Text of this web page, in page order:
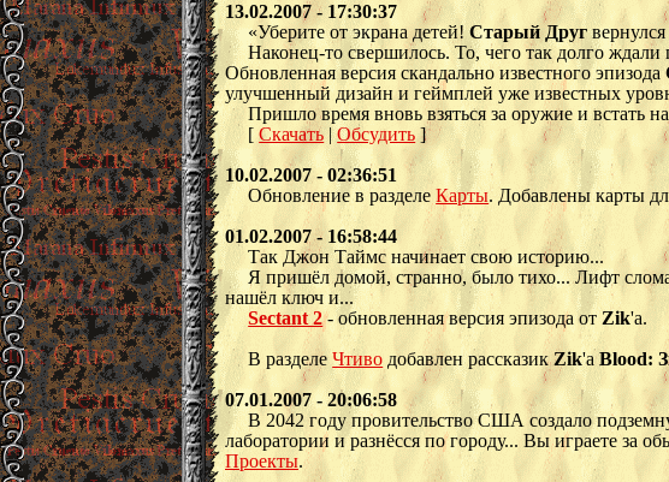
13.02.2007 - 17:30:37
«Уберите от экрана детей!Старый Друг
Наконец-то свершилось. То, чего так долго
Обновленная версия скандально известного эпизода
улучшенный дизайн и геймплей уже известных
Пришло время вновь взяться за оружие и встать
[Скачать |Обсудить ]
10.02.2007 - 02:36:51
Обновление в разделеКарты. Добавлены карты
01.02.2007 - 16:58:44
Так Джон Таймс начинает свою историю...
Я пришёл домой, странно, было тихо... Лифт
нашёл ключ и...
Sectant 2- обновленная версия эпизода от Zik'а.
В разделеЧтиво добавлен рассказикZik'аBlood:
07.01.2007 - 20:06:58
В 2042 году провительство США создало
лаборатории и разнёсся по городу... Вы играете за
Проекты.